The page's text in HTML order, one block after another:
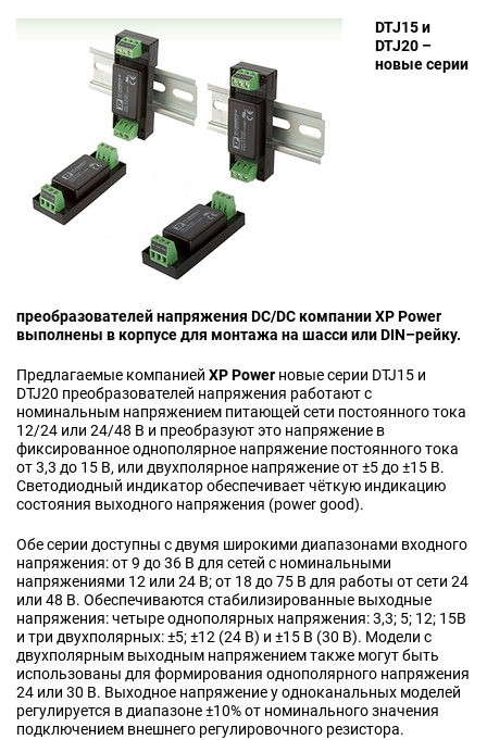
DTJ15 и
DTJ20 –
новые серии
преобразователей напряжения DC/DC компании ХР Power
выполнены в корпусе для монтажа на шасси или DIN–рейку.
Предлагаемые компанией ХР Power новые серии DTJ15 и
DTJ20 преобразователей напряжения работают с
номинальным напряжением питающей сети постоянного тока
12/24 или 24/48 В и преобразуют это напряжение в
фиксированное однополярное напряжение постоянного тока
от 3,3 до 15 В, или двухполярное напряжение от ±5 до ±15 В.
Светодиодный индикатор обеспечивает чёткую индикацию
состояния выходного напряжения (power good).
Обе серии доступны с двумя широкими диапазонами входного
напряжения: от 9 до 36 В для сетей с номинальными
напряжениями 12 или 24 В; от 18 до 75 В для работы от сети 24
или 48 В. Обеспечиваются стабилизированные выходные
напряжения: четыре однополярных напряжения: 3,3; 5; 12; 15В
и три двухполярных: ±5; ±12 (24 В) и ±15 В (30 В). Модели с
двухполярным выходным напряжением также могут быть
использованы для формирования однополярного напряжения
24 или 30 В. Выходное напряжение у одноканальных моделей
регулируется в диапазоне ±10% от номинального значения
подключением внешнего регулировочного резистора.